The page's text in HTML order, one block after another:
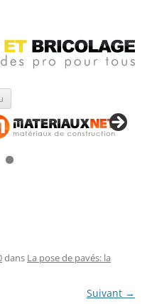
dans La pose de pavés: la
Suivant →